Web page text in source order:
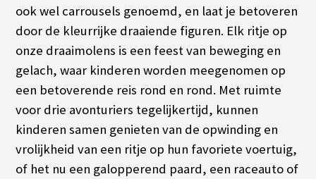
ook wel carrousels genoemd, en laat je betoveren
door de kleurrijke draaiende figuren. Elk ritje op
onze draaimolens is een feest van beweging en
gelach, waar kinderen worden meegenomen op
een betoverende reis rond en rond. Met ruimte
voor drie avonturiers tegelijkertijd, kunnen
kinderen samen genieten van de opwinding en
vrolijkheid van een ritje op hun favoriete voertuig,
of het nu een galopperend paard, een raceauto of